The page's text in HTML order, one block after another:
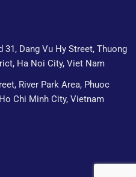
31, Dang Vu Hy Street, Thuong
Ha Noi City, Viet Nam
River Park Area, Phuoc
Chi Minh City, Vietnam